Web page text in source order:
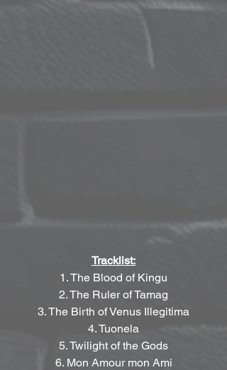
Tracklist:
1. The Blood of Kingu
2. The Ruler of Tamag
3. The Birth of Venus Illegitima
4. Tuonela
5. Twilight of the Gods
6. Mon Amour mon Ami